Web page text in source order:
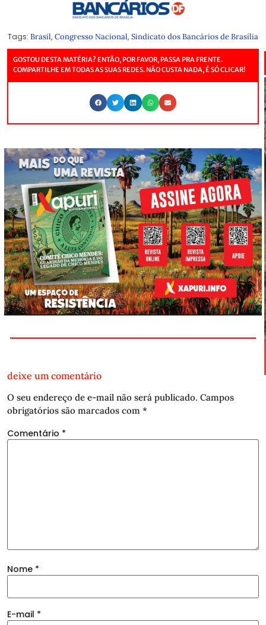
Tags: Brasil, Congresso Nacional, Sindicato dos Bancários de Brasília
GOSTOU DESTA MATÉRIA? ENTÃO, POR FAVOR, PASSA PRA FRENTE.
COMPARTILHE EM TODAS AS SUAS REDES. NÃO CUSTA NADA, É SÓ CLICAR!
deixe um comentário
O seu endereço de e-mail não será publicado. Campos
obrigatórios são marcados com *
Comentário *
Nome *
E-mail *